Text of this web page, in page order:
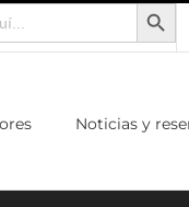
Noticias y